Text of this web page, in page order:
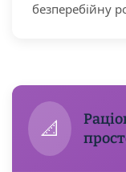
безперебійну
📐